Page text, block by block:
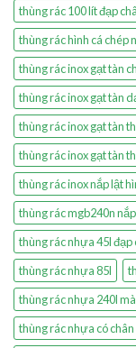
thùng rác 100 lít đạp
thùng rác hình cá chép
thùng rác inox gạt tàn
thùng rác inox gạt tàn
thùng rác inox gạt tàn
thùng rác inox gạt tàn
thùng rác inox nắp lật
thùng rác mgb240n
thùng rác nhựa 45l đạp
thùng rác nhựa 85l
thùng rác nhựa 240l
thùng rác nhựa có